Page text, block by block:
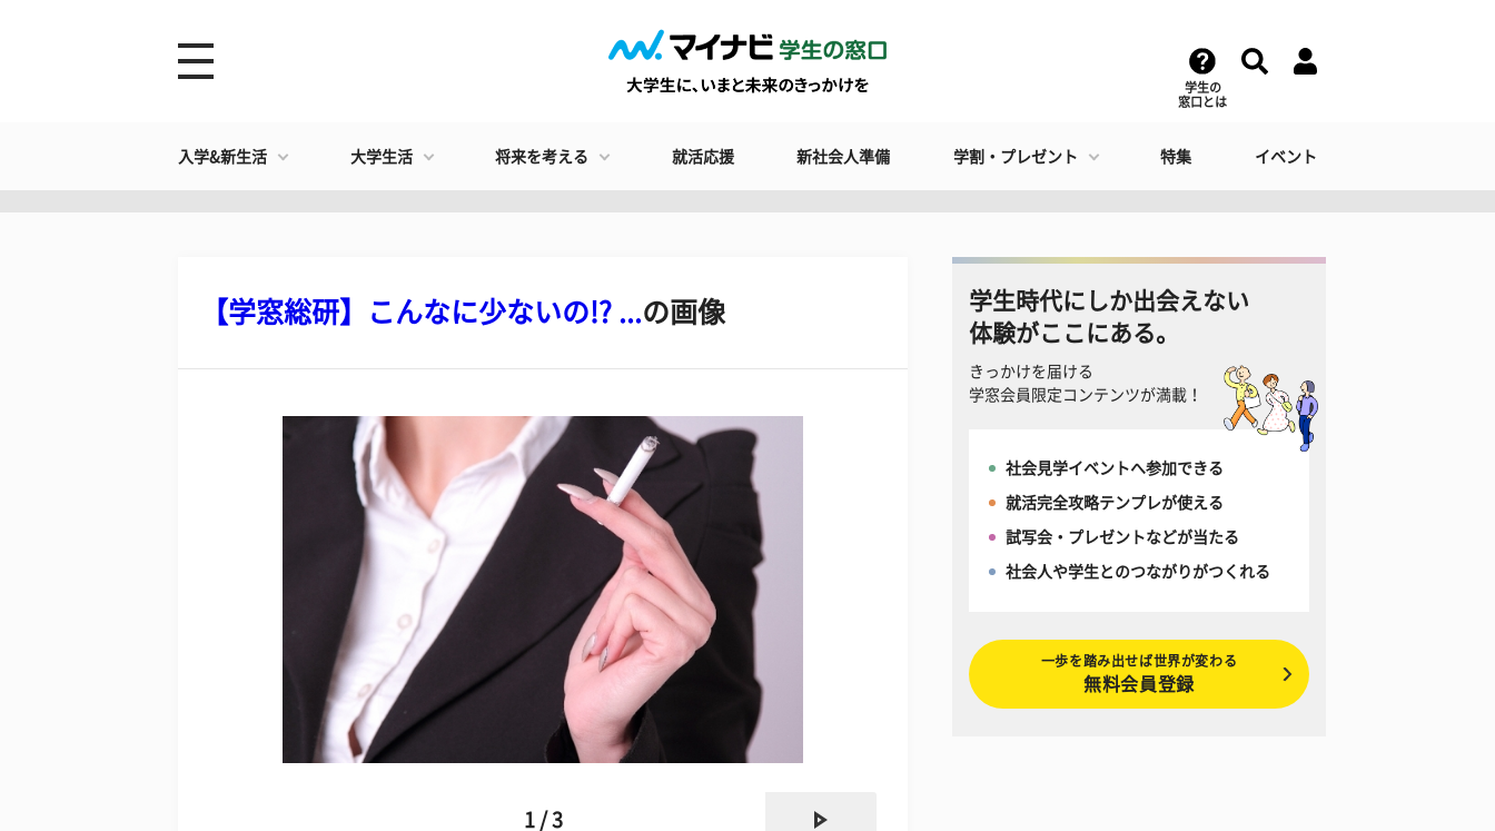
学生の
窓口とは
入学&新生活 大学生活 将来を考える 就活応援 新社会人準備 学割・プレゼント 特集 イベント
【学窓総研】こんなに少ないの!? ...の画像
1 / 3
学生時代にしか出会えない
体験がここにある。
きっかけを届ける
学窓会員限定コンテンツが満載！
社会見学イベントへ参加できる
就活完全攻略テンプレが使える
試写会・プレゼントなどが当たる
社会人や学生とのつながりがつくれる
一歩を踏み出せば世界が変わる
無料会員登録